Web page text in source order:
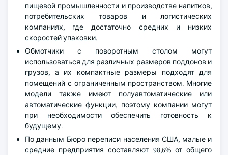
пищевой промышленности и производстве напитков,
потребительских товаров и логистических
компаниях, где достаточно средних и низких
скоростей упаковки.
Обмотчики с поворотным столом могут
использоваться для различных размеров поддонов и
грузов, а их компактные размеры подходят для
помещений с ограниченным пространством. Многие
модели также имеют полуавтоматические или
автоматические функции, поэтому компании могут
при необходимости обеспечить готовность к
будущему.
По данным Бюро переписи населения США, малые и
средние предприятия составляют 98,6% от общего